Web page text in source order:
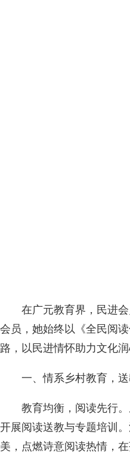
在广元教育界，民进
会员，她始终以《全民阅
路，以民进情怀助力文化
一、情系乡村教育，
教育均衡，阅读先行
开展阅读送教与专题培训
美，点燃诗意阅读热情，